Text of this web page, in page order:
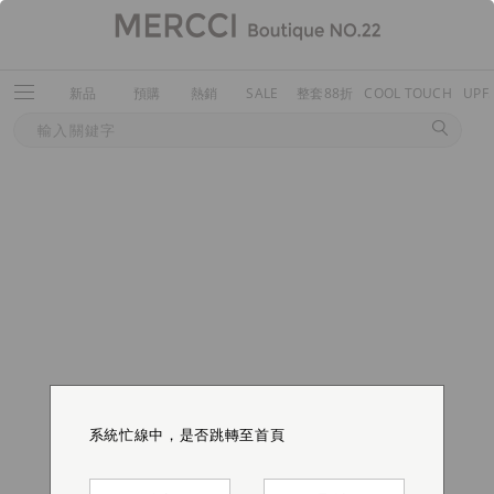
新品 預購 熱銷 SALE 整套88折 COOL TOUCH
系統忙線中，是否跳轉至首頁
系統忙線中，是否跳轉至首頁
系統忙線中，是否跳轉至首頁
系統忙線中，是否跳轉至首頁
系統忙線中，是否跳轉至首頁